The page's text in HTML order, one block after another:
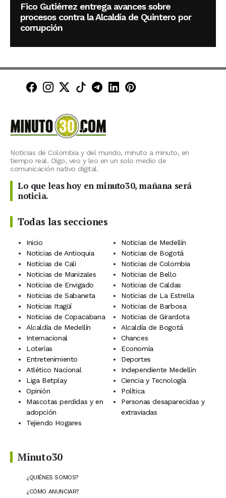
Fico Gutiérrez entrega avances sobre
procesos contra la Alcaldía de Quintero por
corrupción
Minuto30 en Facebook
Minuto30 en Instagram
Minuto30 en X (Twitter)
Minuto30 en TikTok
Canal de Minuto30 en
Minuto30 en LinkedIn
Minuto30 en
Noticias de Colombia y del mundo, minuto a minuto, en
tiempo real. Oigo, veo y leo en un solo medio de
comunicación nativo digital.
Lo que leas hoy en minuto30, mañana será
noticia.
Todas las secciones
Inicio
Noticias de Medellín
Noticias de Antioquia
Noticias de Bogotá
Noticias de Cali
Noticias de Colombia
Noticias de Manizales
Noticias de Bello
Noticias de Envigado
Noticias de Caldas
Noticias de Sabaneta
Noticias de La Estrella
Noticias Itagüí
Noticias de Barbosa
Noticias de Copacabana
Noticias de Girardota
Alcaldía de Medellín
Alcaldía de Bogotá
Internacional
Chances
Loterías
Economía
Entretenimiento
Deportes
Atlético Nacional
Independiente Medellín
Liga Betplay
Ciencia y Tecnología
Opinión
Política
Mascotas perdidas y en
adopción
Personas desaparecidas y
extraviadas
Tejiendo Hogares
Minuto30
¿QUIÉNES SOMOS?
¿CÓMO ANUNCIAR?